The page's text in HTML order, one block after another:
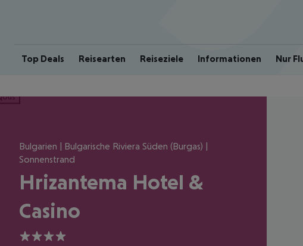
Top Deals Reisearten Reiseziele Informationen Nur
Bulgarien | Bulgarische Riviera Süden (Burgas) |
Sonnenstrand
Hrizantema Hotel &
Casino
4